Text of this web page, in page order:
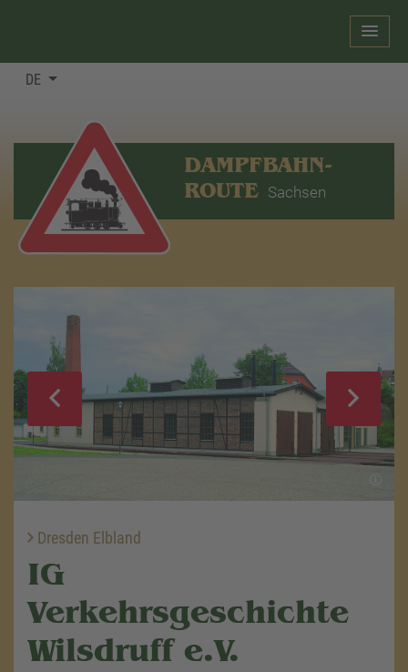
DE
DAMPFBAHN-
ROUTE Sachsen
Dresden Elbland
IG
Verkehrsgeschichte
Wilsdruff e.V.